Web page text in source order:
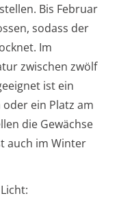
Bis Februar
sodass der
Im
zwischen zwölf
ist ein
ein Platz am
die Gewächse
auch im Winter